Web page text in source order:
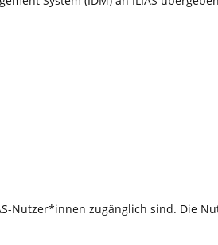
Nutzer*innen zugänglich sind. Die